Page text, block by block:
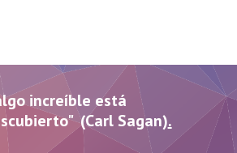
increíble está
(Carl Sagan).